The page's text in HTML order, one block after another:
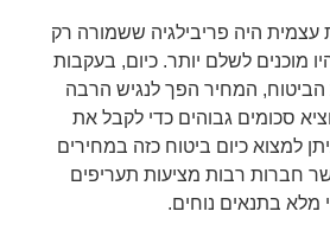
היה פריבילגיה ששמורה רק
מוכנים לשלם יותר. כיום, בעקבות
המחיר הפך לנגיש הרבה
סכומים גבוהים כדי לקבל את
למצוא כיום ביטוח כזה במחירים
חברות רבות מציעות תעריפים
בתנאים נוחים.